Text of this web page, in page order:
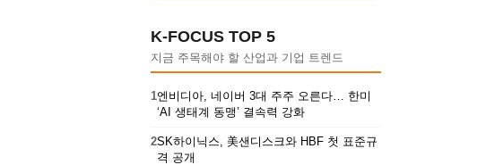
K-FOCUS TOP 5
지금 주목해야 할 산업과 기업 트렌드
1엔비디아, 네이버 3대 주주 오른다… 한미
‘AI 생태계 동맹’ 결속력 강화
2SK하이닉스, 美샌디스크와 HBF 첫 표준규
격 공개